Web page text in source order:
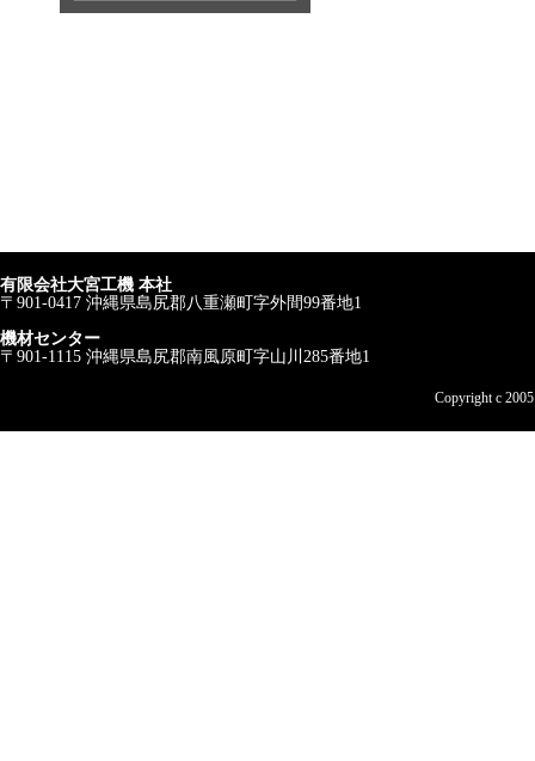
有限会社大宮工機 本社
〒901-0417 沖縄県島尻郡八重瀬町字外間99番地1
機材センター
〒901-1115 沖縄県島尻郡南風原町字山川285番地1
Copyright c